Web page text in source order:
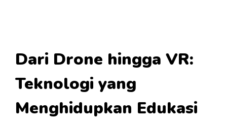
Dari Drone hingga VR:
Teknologi yang
Menghidupkan Edukasi